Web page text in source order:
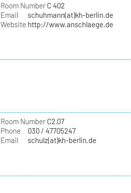
Room NumberC 402
Email
schuhmann(at)kh-berlin.de
Website http://www.anschlaege.de
Room NumberC2.07
Phone
030 / 47705247
Email
schulz(at)kh-berlin.de